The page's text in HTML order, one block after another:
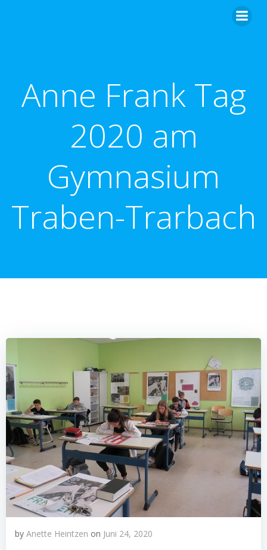
Anne Frank Tag
2020 am
Gymnasium
Traben-Trarbach
by Anette Heintzen on Juni 24, 2020